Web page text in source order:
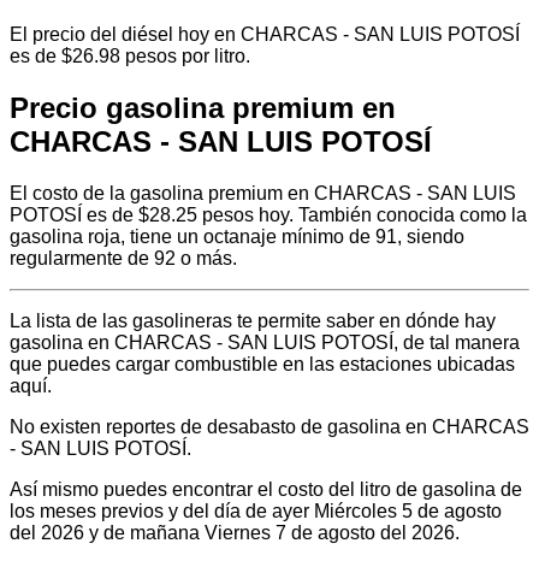
El precio del diésel hoy en CHARCAS - SAN LUIS POTOSÍ
es de $26.98 pesos por litro.
Precio gasolina premium en
CHARCAS - SAN LUIS POTOSÍ
El costo de la gasolina premium en CHARCAS - SAN LUIS
POTOSÍ es de $28.25 pesos hoy. También conocida como la
gasolina roja, tiene un octanaje mínimo de 91, siendo
regularmente de 92 o más.
La lista de las gasolineras te permite saber en dónde hay
gasolina en CHARCAS - SAN LUIS POTOSÍ, de tal manera
que puedes cargar combustible en las estaciones ubicadas
aquí.
No existen reportes de desabasto de gasolina en CHARCAS
- SAN LUIS POTOSÍ.
Así mismo puedes encontrar el costo del litro de gasolina de
los meses previos y del día de ayer Miércoles 5 de agosto
del 2026 y de mañana Viernes 7 de agosto del 2026.